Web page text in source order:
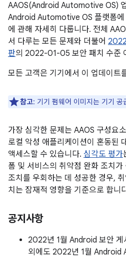
AAOS(Android Automotive OS)
Android Automotive OS 플랫폼에
에 관해 자세히 다룹니다. 전체
서 다루는 모든 문제와 더불어
판의 2022-01-05 보안 패치 수준
모든 고객은 기기에서 이 업데이트
참고: 기기 펌웨어 이미지는 기기 공
가장 심각한 문제는 AAOS 구성요
로컬 악성 애플리케이션이 혼동된
액세스할 수 있습니다. 심각도 평가
폼 및 서비스의 취약점 완화 조치
조치를 우회하는 데 성공한 경우,
치는 잠재적 영향을 기준으로 합니
공지사항
2022년 1월 Android 보안 게
외에도 2022년 1월 Android